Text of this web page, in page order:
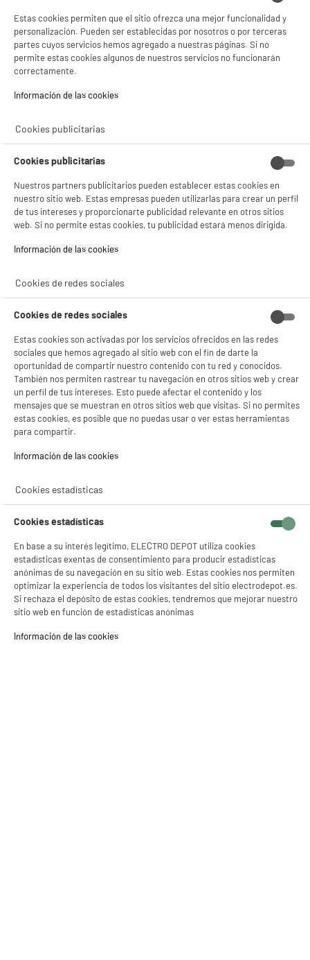
★★★★★
★★★★★
1/5(2)
compare_product
★★★★★
★★★★★
2 /5
compare_product
244€96
Pago aplazos
ELECTROCHOLLOS
D
★★★★★
★★★★★
4.7/5(69)
WiFi Gris Android Batería 5100mAh
Potencia del procesador : 2 GHz
Memoria RAM : 4 Go
Memoria interna (Gb) : 64 Go
139€96
compare_product
Tablet SAMSUNG Galaxy Tab A11+ de 11" con Wi-
Fi, 6 GB de RAM y 128 GB de almacenamiento
(gris)
Potencia del procesador : 2,5 GHz
Memoria RAM : 6 Go
219
Estas cookies permiten que el sitio ofrezca una mejor funcionalidad y
personalización. Pueden ser establecidas por nosotros o por terceras
partes cuyos servicios hemos agregado a nuestras páginas. Si no
permite estas cookies algunos de nuestros servicios no funcionarán
correctamente.
Información de las cookies‎
Cookies publicitarias
Cookies publicitarias
Nuestros partners publicitarios pueden establecer estas cookies en
nuestro sitio web. Estas empresas pueden utilizarlas para crear un perfil
de tus intereses y proporcionarte publicidad relevante en otros sitios
web. Si no permite estas cookies, tu publicidad estará menos dirigida.
Información de las cookies‎
Cookies de redes sociales
Cookies de redes sociales
Estas cookies son activadas por los servicios ofrecidos en las redes
sociales que hemos agregado al sitio web con el fin de darte la
oportunidad de compartir nuestro contenido con tu red y conocidos.
También nos permiten rastrear tu navegación en otros sitios web y crear
un perfil de tus intereses. Esto puede afectar el contenido y los
mensajes que se muestran en otros sitios web que visitas. Si no permites
estas cookies, es posible que no puedas usar o ver estas herramientas
para compartir.
Información de las cookies‎
Cookies estadísticas
Cookies estadísticas
En base a su interés legítimo, ELECTRO DEPOT utiliza cookies
estadísticas exentas de consentimiento para producir estadísticas
anónimas de su navegación en su sitio web. Estas cookies nos permiten
optimizar la experiencia de todos los visitantes del sitio electrodepot.es.
Si rechaza el depósito de estas cookies, tendremos que mejorar nuestro
sitio web en función de estadísticas anónimas
Información de las cookies‎